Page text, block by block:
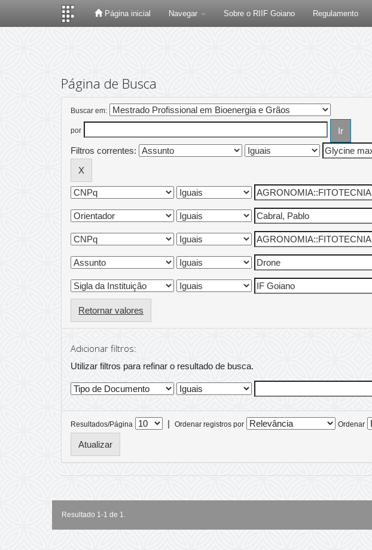
Página inicial Navegar Sobre o RIIF Goiano Regulamento
Página de Busca
Buscar em:
por
Filtros correntes:
Retornar valores
Adicionar filtros:
Utilizar filtros para refinar o resultado de busca.
Resultados/Página | Ordenar registros por Ordenar
Resultado 1-1 de 1.